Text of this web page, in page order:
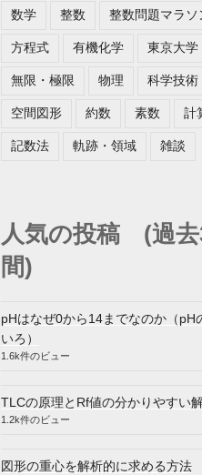
数学 整数 整数問題マラソ
方程式 有機化学 東京大学
無限・極限 物理 科学技術
空間図形 約数 素数 計
記数法 軌跡・領域 雑談
人気の投稿 (過去
間)
pHはなぜ0から14までなのか（pH
いろ）
1.6k件のビュー
TLCの原理とRf値の分かりやすい
1.2k件のビュー
図形の重心を解析的に求める方法